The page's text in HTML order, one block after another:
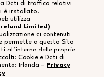
Dati di traffico relativi
è installato.
utilizza
Limited)
di contenuti
permette a questo Sito
all’interno delle proprie
Cookie e Dati di
Irlanda –
Privacy